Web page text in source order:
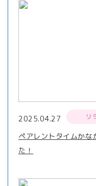
2025.04.27 リ
ペアレントタイムかな
た！